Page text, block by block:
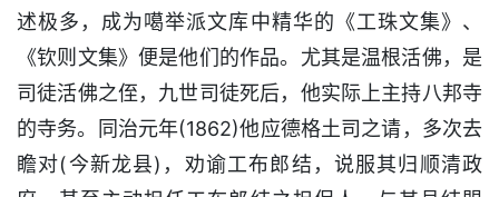
述极多，成为噶举派文库中精华的《工珠文集》、
《钦则文集》便是他们的作品。尤其是温根活佛，是
司徒活佛之侄，九世司徒死后，他实际上主持八邦寺
的寺务。同治元年(1862)他应德格土司之请，多次去
瞻对(今新龙县)，劝谕工布郎结，说服其归顺清政